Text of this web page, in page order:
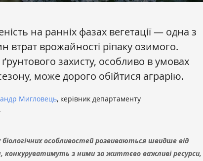
на ранніх фазах вегетації — одна з
втрат врожайності ріпаку озимого.
ґрунтового захисту, особливо в умовах
може дорого обійтися аграрію.
Мигловець, керівник департаменту
.
біологічних особливостей розвиваються швидше від
конкуруватимуть з ними за життєво важливі ресурси,